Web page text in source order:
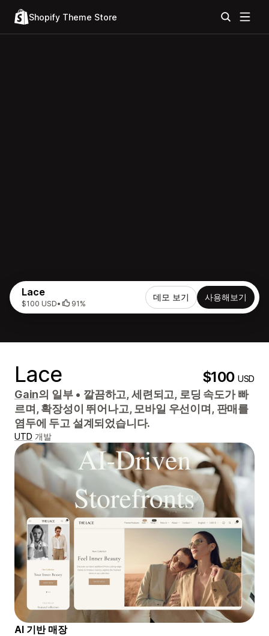
Shopify Theme Store
Lace
$100 USD• 91%
데모 보기 사용해보기
Lace $100USD
Gain의 일부 • 깔끔하고, 세련되고, 로딩 속도가 빠
르며, 확장성이 뛰어나고, 모바일 우선이며, 판매를
염두에 두고 설계되었습니다.
UTD 개발
AI 기반 매장